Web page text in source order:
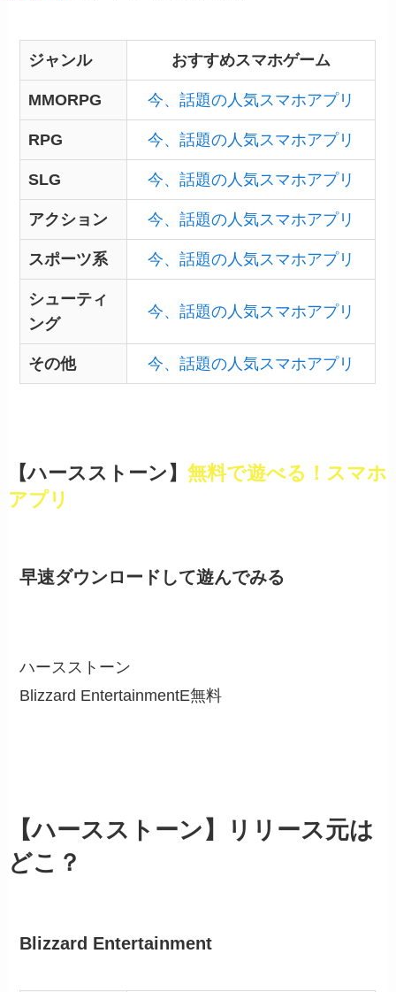
ジャンル おすすめスマホゲーム
MMORPG 今、話題の人気スマホアプリ
RPG 今、話題の人気スマホアプリ
SLG 今、話題の人気スマホアプリ
アクション 今、話題の人気スマホアプリ
スポーツ系 今、話題の人気スマホアプリ
シューティ
ング
今、話題の人気スマホアプリ
その他 今、話題の人気スマホアプリ
【ハースストーン】 無料で遊べる！スマホ
アプリ
早速ダウンロードして遊んでみる
ハースストーン
Blizzard EntertainmentE無料
【ハースストーン】リリース元は
どこ？
Blizzard Entertainment